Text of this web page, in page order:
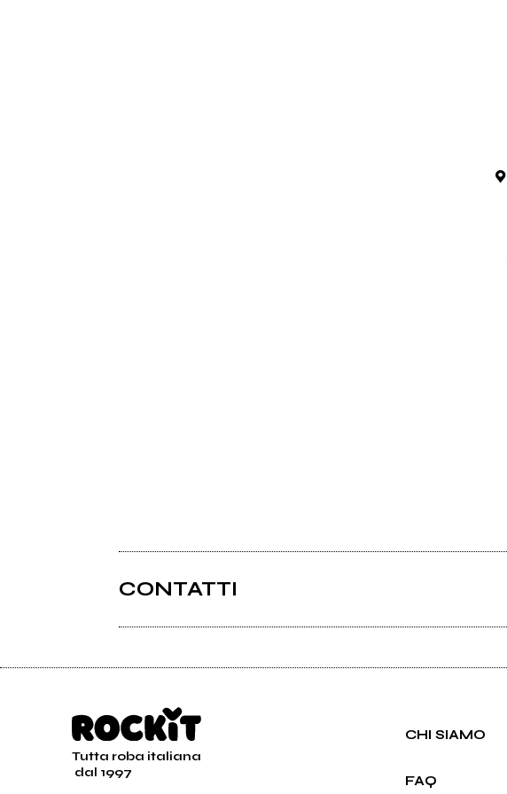
CONTATTI
Tutta roba italiana
dal 1997
CHI SIAMO
FAQ